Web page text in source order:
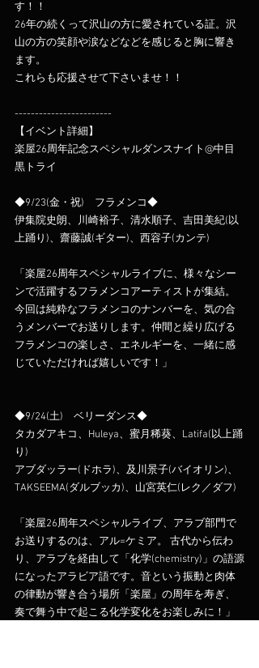
す！！
26年の続くって沢山の方に愛されている証。沢
山の方の笑顔や涙などなどを感じると胸に響き
ます。
これらも応援させて下さいませ！！
------------------------
【イベント詳細】
楽屋26周年記念スペシャルダンスナイト@中目
黒トライ
◆9/23(金・祝)　フラメンコ◆
伊集院史朗、川崎裕子、清水順子、吉田美紀(以
上踊り)、齋藤誠(ギター)、西容子(カンテ)
「楽屋26周年スペシャルライブに、様々なシー
ンで活躍するフラメンコアーティストが集結。
今回は純粋なフラメンコのナンバーを、気の合
うメンバーでお送りします。仲間と繰り広げる
フラメンコの楽しさ、エネルギーを、一緒に感
じていただければ嬉しいです！」
◆9/24(土)　ベリーダンス◆
タカダアキコ、Huleya、蜜月稀葵、Latifa(以上踊
り)
アブダッラー(ドホラ)、及川景子(バイオリン)、
TAKSEEMA(ダルブッカ)、山宮英仁(レク／ダフ)
「楽屋26周年スペシャルライブ、アラブ部門で
お送りするのは、アル=ケミア。 古代から伝わ
り、アラブを経由して「化学(chemistry)」の語源
になったアラビア語です。音という振動と肉体
の律動が響き合う場所「楽屋」の周年を寿ぎ、
奏で舞う中で起こる化学変化をお楽しみに！」